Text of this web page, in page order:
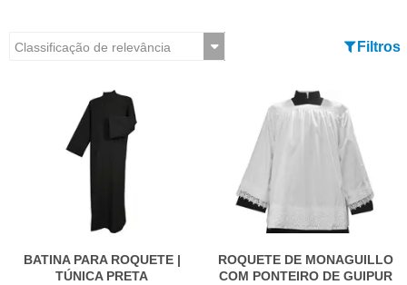
Filtros
BATINA PARA ROQUETE |
TÚNICA PRETA
ROQUETE DE MONAGUILLO
COM PONTEIRO DE GUIPUR